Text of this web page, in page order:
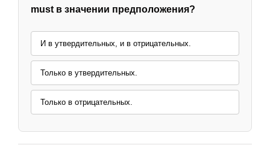
must в значении предположения?
И в утвердительных, и в отрицательных.
Только в утвердительных.
Только в отрицательных.